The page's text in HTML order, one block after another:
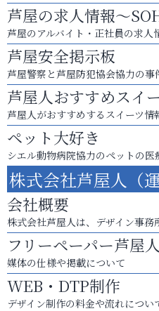
芦屋の求人情報～
芦屋のアルバイト・正社員の求人
芦屋安全掲示板
芦屋警察と芦屋防犯協会協力の事
芦屋人おすすめスイ
芦屋人がおすすめするスイーツ情
ペット大好き
シエル動物病院協力のペットの医
株式会社芦屋人（
会社概要
株式会社芦屋人は、デザイン事務
フリーペーパー芦屋人
媒体の仕様や掲載について
WEB・DTP制作
デザイン制作の料金や流れについ